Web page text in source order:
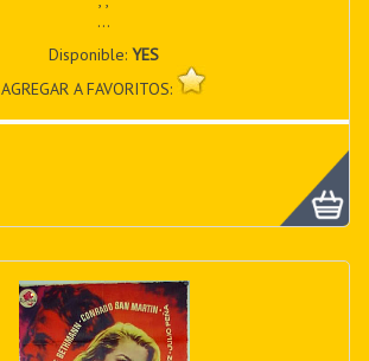
...
Disponible:YES
AGREGAR A FAVORITOS: